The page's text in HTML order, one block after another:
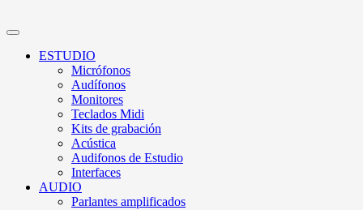
ESTUDIO
Micrófonos
Audífonos
Monitores
Teclados Midi
Kits de grabación
Acústica
Audifonos de Estudio
Interfaces
AUDIO
Parlantes amplificados